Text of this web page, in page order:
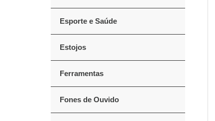
Esporte e Saúde
Estojos
Ferramentas
Fones de Ouvido